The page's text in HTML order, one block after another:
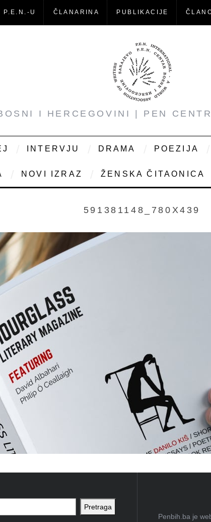
P.E.N.-U ČLANARINA PUBLIKACIJE
I HERCEGOVINI | PEN
INTERVJU DRAMA POEZIJA
NOVI IZRAZ ŽENSKA ČITAONICA
591381148_780X439
Pretraga
Penbih.ba je